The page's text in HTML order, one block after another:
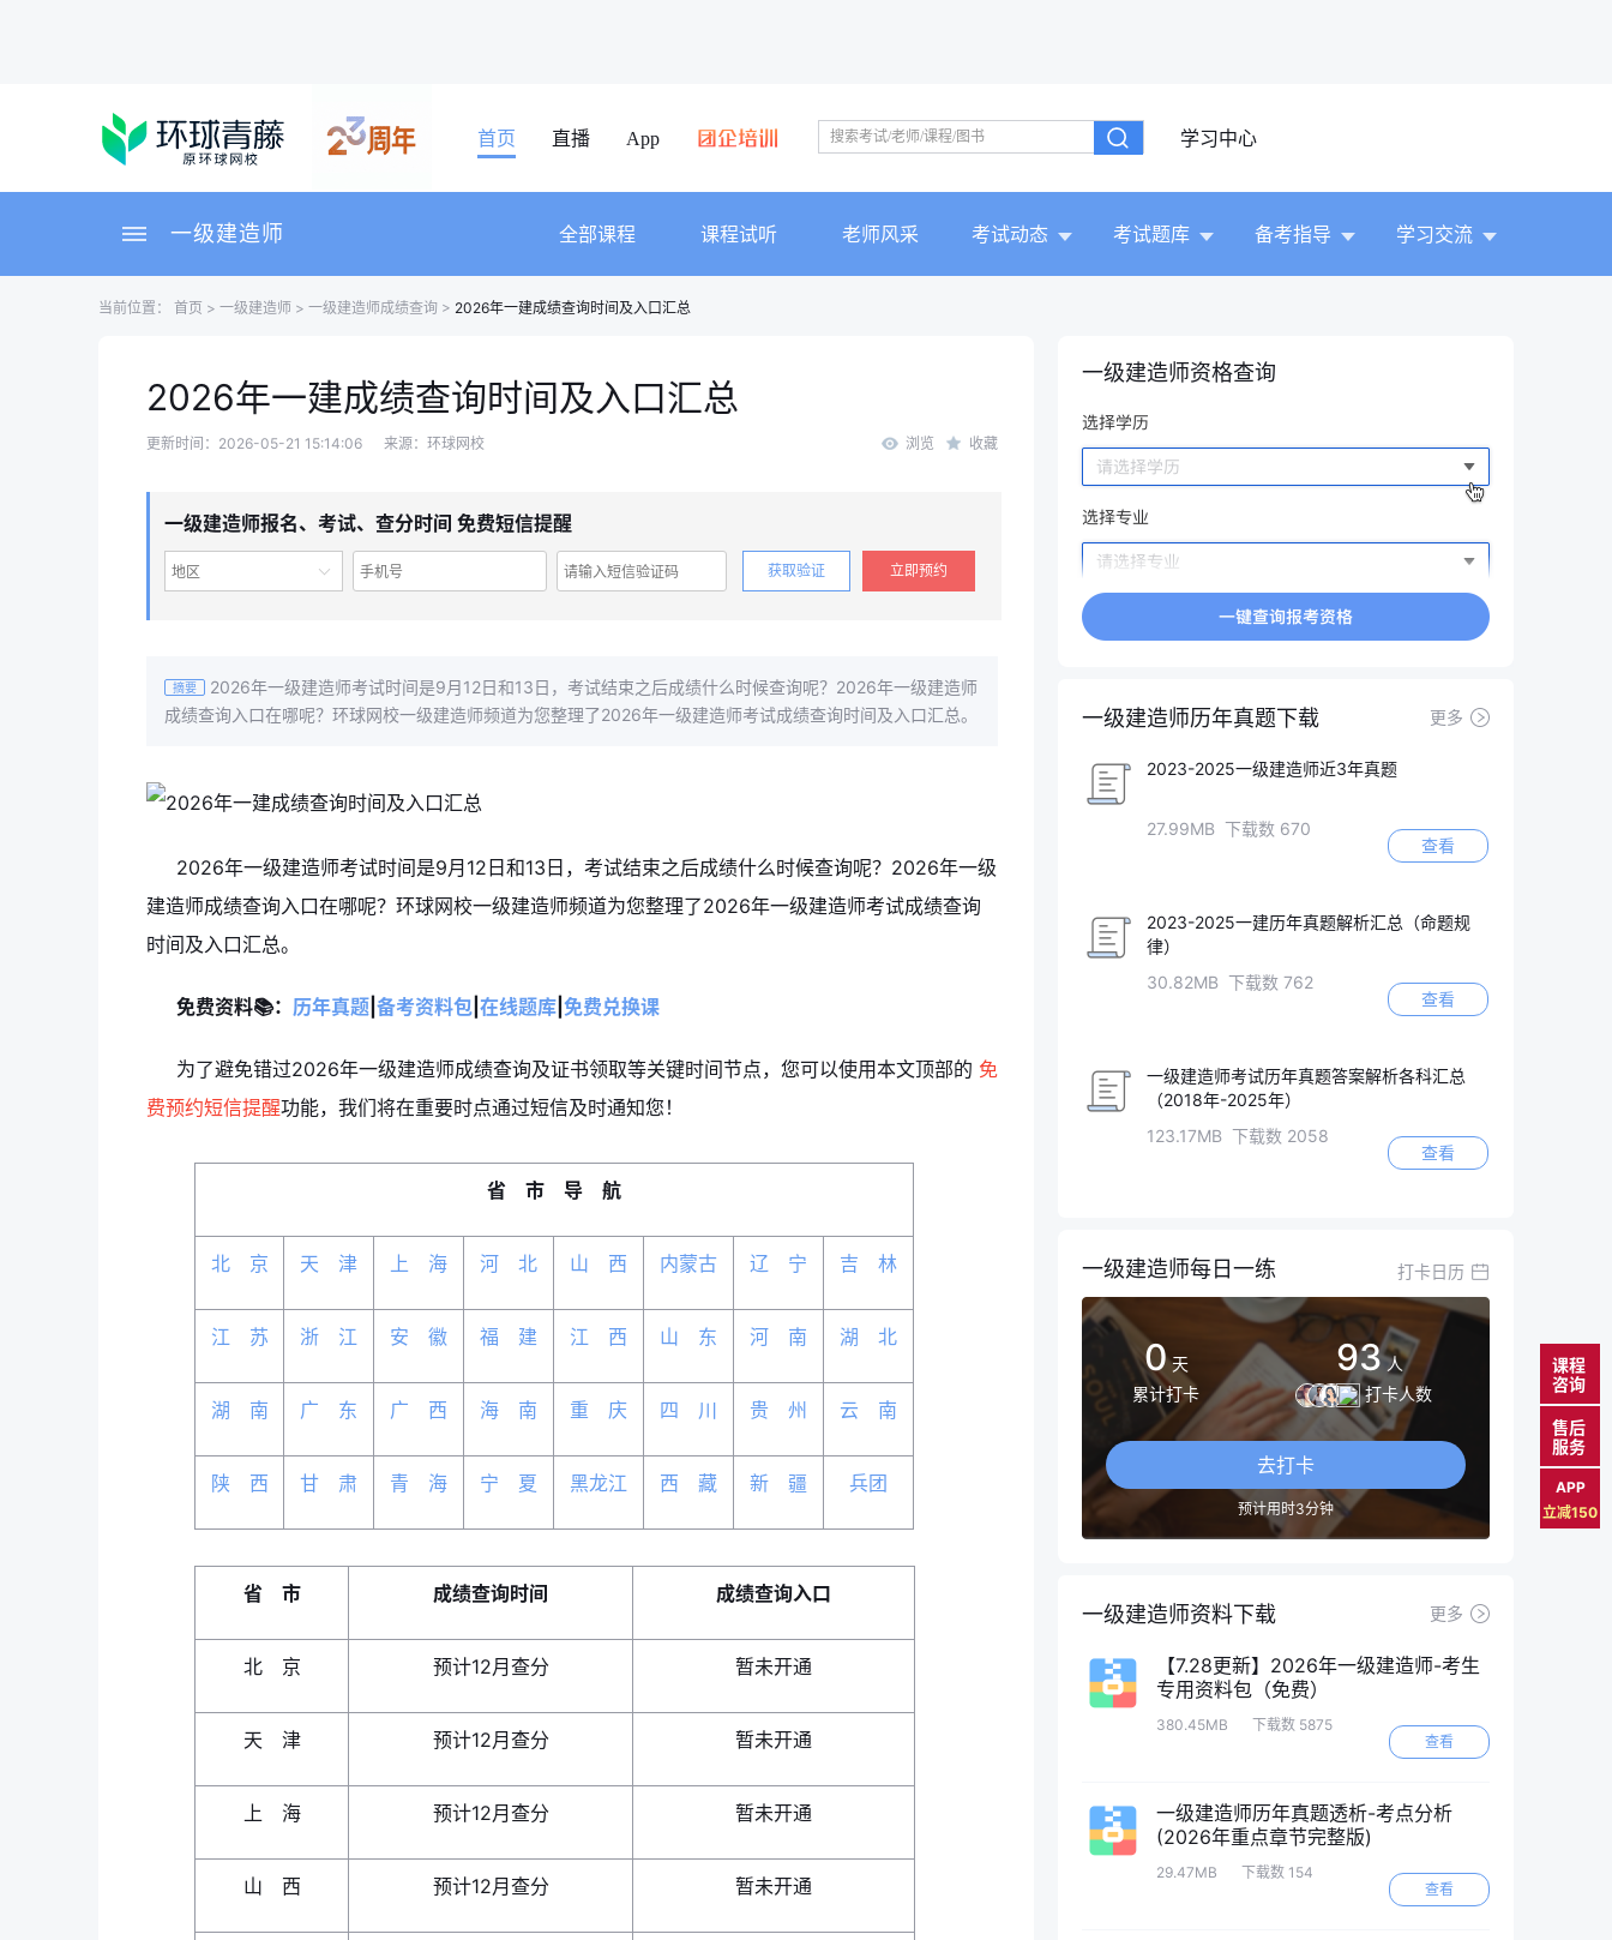
首页 直播 App 学习中心
一级建造师 全部课程 课程试听 老师风采 考试动态 考试题库 备考指导 学习交流
当前位置： 首页 > 一级建造师 > 一级建造师成绩查询 > 2026年一建成绩查询时间及入口汇总
2026年一建成绩查询时间及入口汇总
更新时间：2026-05-21 15:14:06 来源：环球网校 浏览 收藏
一级建造师报名、考试、查分时间 免费短信提醒
地区 获取验证 立即预约
摘要
2026年一级建造师考试时间是9月12日和13日，考试结束之后成绩什么时候查询呢？2026年一级建造师
成绩查询入口在哪呢？环球网校一级建造师频道为您整理了2026年一级建造师考试成绩查询时间及入口汇总。
2026年一级建造师考试时间是9月12日和13日，考试结束之后成绩什么时候查询呢？2026年一级
建造师成绩查询入口在哪呢？环球网校一级建造师频道为您整理了2026年一级建造师考试成绩查询
时间及入口汇总。
免费资料📚： 历年真题 备考资料包 在线题库 免费兑换课
为了避免错过2026年一级建造师成绩查询及证书领取等关键时间节点，您可以使用本文顶部的 免
费预约短信提醒功能，我们将在重要时点通过短信及时通知您！
省 市 导 航
北 京 天 津 上 海 河 北 山 西 内蒙古 辽 宁 吉 林
江 苏 浙 江 安 徽 福 建 江 西 山 东 河 南 湖 北
湖 南 广 东 广 西 海 南 重 庆 四 川 贵 州 云 南
陕 西 甘 肃 青 海 宁 夏 黑龙江 西 藏 新 疆 兵团
省 市 成绩查询时间 成绩查询入口
北 京 预计12月查分 暂未开通
天 津 预计12月查分 暂未开通
上 海 预计12月查分 暂未开通
山 西 预计12月查分 暂未开通
一级建造师资格查询
一级建造师历年真题下载 更多
2023-2025一级建造师近3年真题
27.99MB 下载数 670
查看
2023-2025一建历年真题解析汇总（命题规
律）
30.82MB 下载数 762
查看
一级建造师考试历年真题答案解析各科汇总
（2018年-2025年）
123.17MB 下载数 2058
查看
一级建造师每日一练 打卡日历
0 天
累计打卡
93 人
打卡人数
去打卡
预计用时3分钟
一级建造师资料下载 更多
【7.28更新】2026年一级建造师-考生
专用资料包（免费）
380.45MB
下载数 5875
查看
一级建造师历年真题透析-考点分析
(2026年重点章节完整版)
29.47MB
下载数 154
查看
课程
咨询
售后
服务
APP
立减150